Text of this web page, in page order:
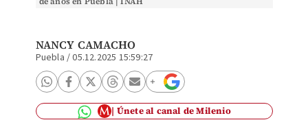
NANCY CAMACHO
Puebla /05.12.2025 15:59:27
Únete al canal de Milenio